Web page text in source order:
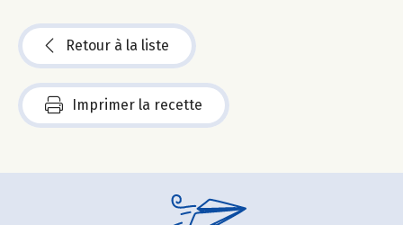
Retour à la liste
Imprimer la recette